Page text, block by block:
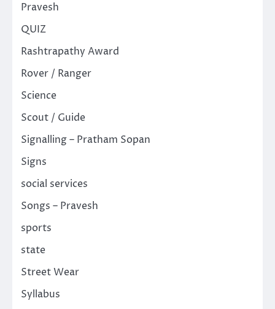
Pravesh
QUIZ
Rashtrapathy Award
Rover / Ranger
Science
Scout / Guide
Signalling – Pratham Sopan
Signs
social services
Songs – Pravesh
sports
state
Street Wear
Syllabus